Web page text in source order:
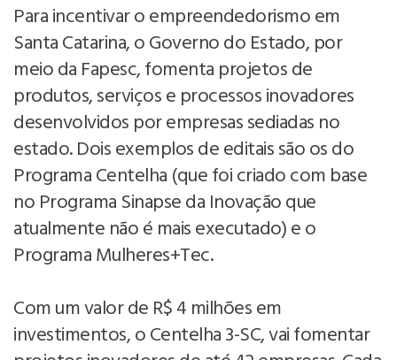
Para incentivar o empreendedorismo em
Santa Catarina, o Governo do Estado, por
meio da Fapesc, fomenta projetos de
produtos, serviços e processos inovadores
desenvolvidos por empresas sediadas no
estado. Dois exemplos de editais são os do
Programa Centelha (que foi criado com base
no Programa Sinapse da Inovação que
atualmente não é mais executado) e o
Programa Mulheres+Tec.
Com um valor de R$ 4 milhões em
investimentos, o Centelha 3-SC, vai fomentar